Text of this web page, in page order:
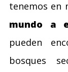
tenemos en
mundo a
pueden
bosques